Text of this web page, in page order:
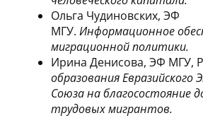
Ольга Чудиновских, ЭФ
МГУ. Информационное
миграционной политики.
Ирина Денисова, ЭФ МГУ,
образования Евразийского
Союза на благосостояние
трудовых мигрантов.